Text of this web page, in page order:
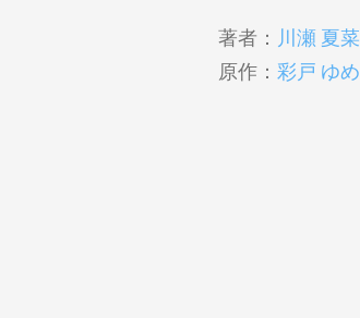
著者： 川瀬 夏菜
原作： 彩戸 ゆめ